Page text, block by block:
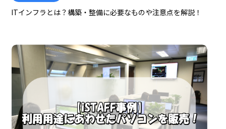
ITインフラとは？構築・整備に必要なものや注意点を解説！